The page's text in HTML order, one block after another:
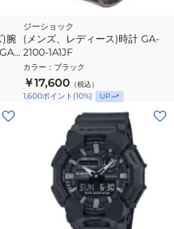
)腕
ジーショック
(メンズ、レディース)時計 GA-
2100-1A1JF
カラー ： ブラック
￥17,600 （税込）
1,600ポイント (10%) UP